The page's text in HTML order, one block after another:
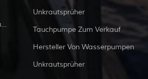
Datenschutz-Bestimmungen
Unkrautsprüher
Tauchpumpe Zum Verkauf
Hersteller Von Wasserpumpen
Unkrautsprüher